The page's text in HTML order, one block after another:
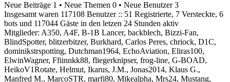
Neue Beiträge 1 • Neue Themen 0 • Neue Benutzer 3
Insgesamt waren 117108 Benutzer :: 51 Registrierte, 7 Versteckte, 6
bots und 117044 Gäste in den letzen 24 Stunden aktiv
Mitglieder: A350, A4F, B-1B Lancer, backblech, Bizzi-Fan,
BlindSpotter, blitzerbitzer, Burkhard, Carlos Peres, chriock, D1C,
dominikstrspotting, Dutchman1964, EchoAviation, Eliras100,
ElwinWagner, Ffiinnkk88, fliegerknipser, frog-line, G-BOAD,
HeikoV1Rotate, Helmut, Ikarus, J.M., Jonas2014, Klaus G.,
Manfred M., MarcoSTR, marfi80, Mikealpha, Mrs24, Mustang,